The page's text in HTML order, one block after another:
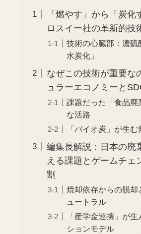
「燃やす」から「炭化
ロスイー社の革新的技
技術の心臓部：濃硫
水炭化」
なぜこの技術が重要な
ュラーエコノミーと
課題だった「食品廃
な活路
「バイオ炭」が生
編集長解説：日本の廃
える課題とゲームチェ
割
焼却依存からの脱却
ュートラル
「産学金連携」が
ションモデル